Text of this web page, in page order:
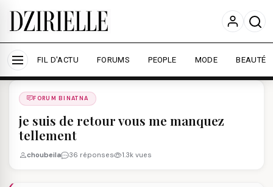
Nous utilisons des cookies pour améliorer votre
expérience et mesurer l'audience.
En savoir plus
Accepter tout Personnaliser
FIL D'ACTU FORUMS PEOPLE MODE BEAUTÉ
Forums
FORUM BINATNA
je suis de retour vous me manquez
tellement
choubeila 36 réponses 1.3k vues